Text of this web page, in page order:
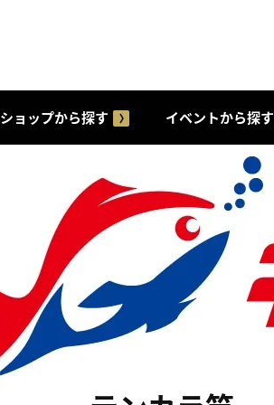
ショップから探す イベントから探す